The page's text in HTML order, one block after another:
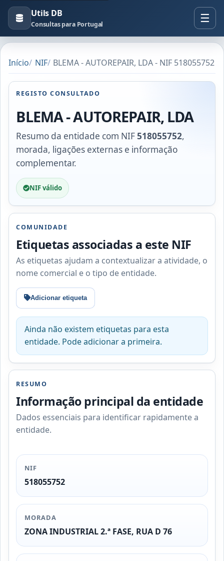
Utils DB
Consultas para Portugal
Início NIF BLEMA - AUTOREPAIR, LDA - NIF 518055752
REGISTO CONSULTADO
BLEMA - AUTOREPAIR, LDA
Resumo da entidade com NIF518055752,
morada, ligações externas e informação
complementar.
NIF válido
COMUNIDADE
Etiquetas associadas a este NIF
As etiquetas ajudam a contextualizar a atividade, o
nome comercial e o tipo de entidade.
Adicionar etiqueta
Ainda não existem etiquetas para esta
entidade. Pode adicionar a primeira.
RESUMO
Informação principal da entidade
Dados essenciais para identificar rapidamente a
entidade.
NIF
518055752
MORADA
ZONA INDUSTRIAL 2.ª FASE, RUA D 76